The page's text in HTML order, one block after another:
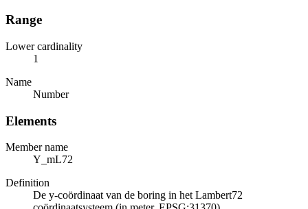
Range
Lower cardinality
1
Name
Number
Elements
Member name
Y_mL72
Definition
De y-coördinaat van de boring in het Lambert72